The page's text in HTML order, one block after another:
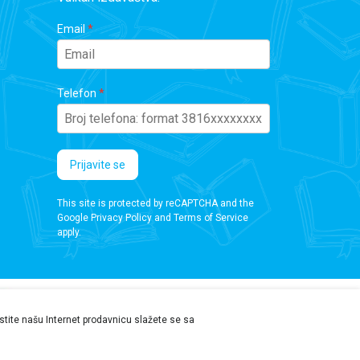
Email
Telefon
Prijavite se
This site is protected by reCAPTCHA and the
Google Privacy Policy and Terms of Service
apply.
proverite podatke pre kupovine.
našu Internet prodavnicu slažete se sa